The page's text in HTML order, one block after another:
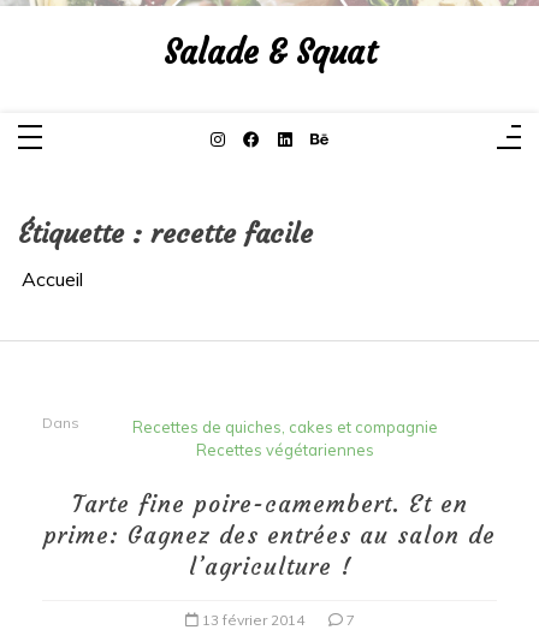
Aller
Salade & Squat
Étiquette : recette facile
Accueil
Dans
Recettes de quiches, cakes et compagnie
Recettes végétariennes
Tarte fine poire-camembert. Et en
prime: Gagnez des entrées au salon de
l’agriculture !
13 février 2014 7